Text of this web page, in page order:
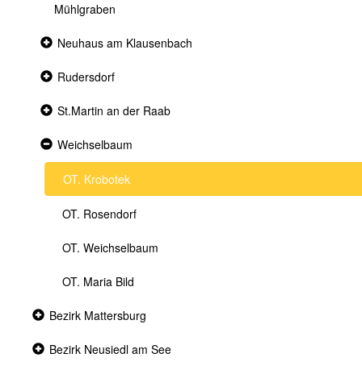
Mühlgraben
Collapsed
Neuhaus am Klausenbach
Collapsed
Rudersdorf
Collapsed
St.Martin an der Raab
Expanded
Weichselbaum
OT. Krobotek
OT. Rosendorf
OT. Weichselbaum
OT. Maria Bild
Collapsed
Bezirk Mattersburg
Collapsed
Bezirk Neusiedl am See